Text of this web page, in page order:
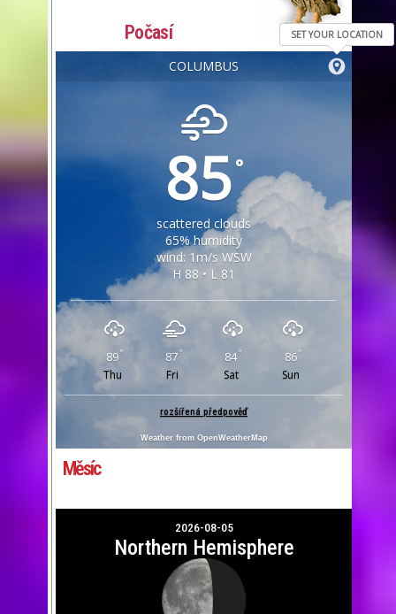
Počasí
COLUMBUS
SET YOUR LOCATION
85°
scattered clouds
65% humidity
wind: 1m/s WSW
H 88 • L 81
89 °
Thu
87 °
Fri
84 °
Sat
86 °
Sun
rozšířená předpověď
Weather from OpenWeatherMap
Měsíc
2026-08-05
Northern Hemisphere